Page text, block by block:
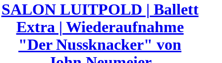
SALON LUITPOLD | Ballett
Extra | Wiederaufnahme
"Der Nussknacker" von